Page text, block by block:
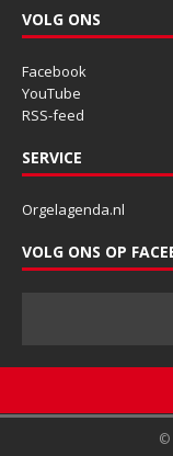
VOLG ONS
Facebook
YouTube
RSS-feed
SERVICE
Orgelagenda.nl
VOLG ONS OP
©